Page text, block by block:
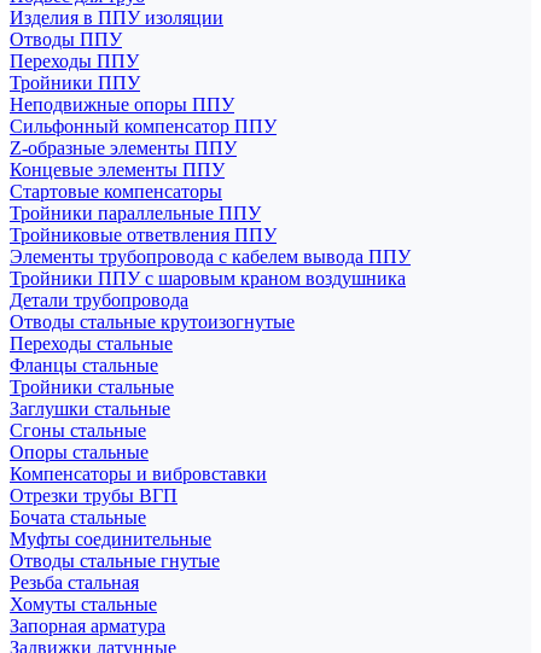
Изделия в ППУ изоляции
Отводы ППУ
Переходы ППУ
Тройники ППУ
Неподвижные опоры ППУ
Cильфонный компенсатор ППУ
Z-образные элементы ППУ
Концевые элементы ППУ
Стартовые компенсаторы
Тройники параллельные ППУ
Тройниковые ответвления ППУ
Элементы трубопровода с кабелем вывода ППУ
Тройники ППУ с шаровым краном воздушника
Детали трубопровода
Отводы стальные крутоизогнутые
Переходы стальные
Фланцы стальные
Тройники стальные
Заглушки стальные
Сгоны стальные
Опоры стальные
Компенсаторы и вибровставки
Отрезки трубы ВГП
Бочата стальные
Муфты соединительные
Отводы стальные гнутые
Резьба стальная
Хомуты стальные
Запорная арматура
Задвижки латунные